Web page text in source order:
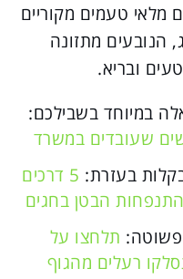
מלאי טעמים מקוריים
הנובעים מתזונה
ובריא.
במיוחד בשבילכם:
שעובדים במשרד
בעזרת:
5 דרכים
הבטן בחגים
תלחצו על
רעלים מהגוף